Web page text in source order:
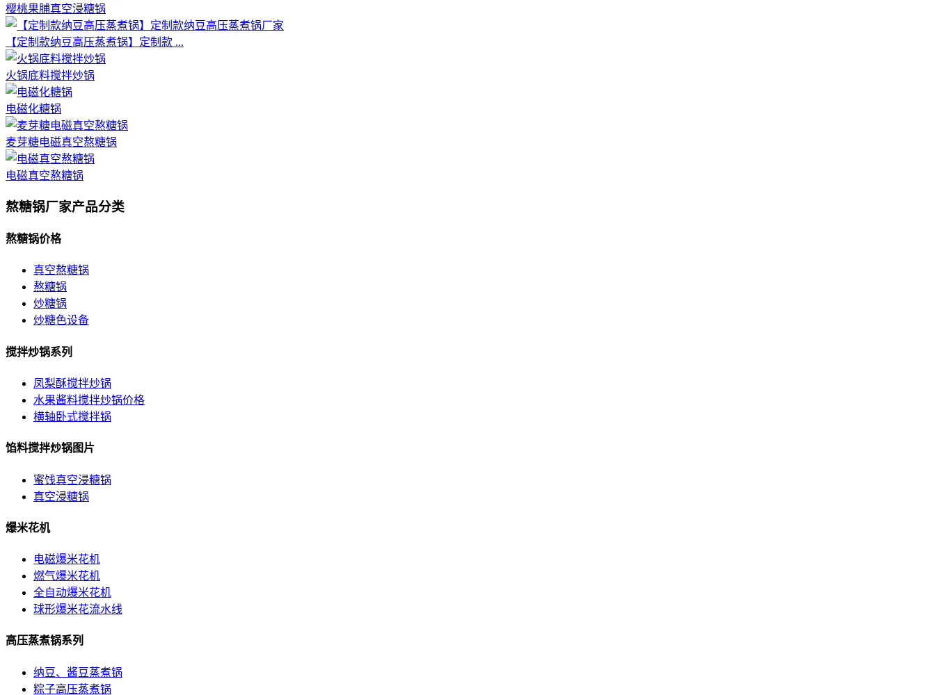
樱桃果脯真空浸糖锅
【定制款纳豆高压蒸煮锅】定制款 ...
火锅底料搅拌炒锅
电磁化糖锅
麦芽糖电磁真空熬糖锅
电磁真空熬糖锅
熬糖锅厂家产品分类
熬糖锅价格
真空熬糖锅
熬糖锅
炒糖锅
炒糖色设备
搅拌炒锅系列
凤梨酥搅拌炒锅
水果酱料搅拌炒锅价格
横轴卧式搅拌锅
馅料搅拌炒锅图片
蜜饯真空浸糖锅
真空浸糖锅
爆米花机
电磁爆米花机
燃气爆米花机
全自动爆米花机
球形爆米花流水线
高压蒸煮锅系列
纳豆、酱豆蒸煮锅
粽子高压蒸煮锅